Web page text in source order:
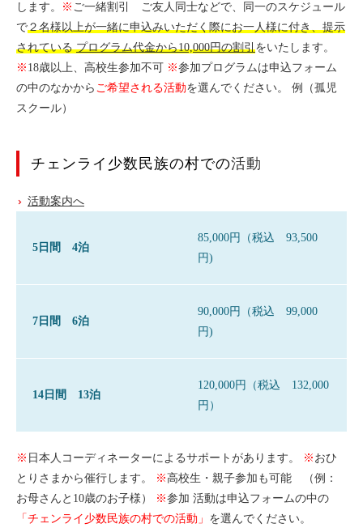
します。
※ ご一緒割引 ご友人同士などで、同一のスケジュール
で２名様以上が一緒に申込みいただく際にお一人様に付き、提示
されているプログラム代金から10,000円の割引をいたします。
※ 18歳以上、高校生参加不可 ※参加プログラムは申込フォーム
の中のなかから ご希望される活動を選んでください。 例（孤児
スクール）
チェンライ少数民族の村での活動
活動案内へ
5日間 4泊
85,000円（税込 93,500
円)
7日間 6泊
90,000円（税込 99,000
円)
14日間 13泊
120,000円（税込 132,000
円）
※ 日本人コーディネーターによるサポートがあります。 ※ おひ
とりさまから催行します。
※高校生・親子参加も可能 （例：
お母さんと10歳のお子様）
※参加 活動は申込フォームの中の
「チェンライ少数民族の村での活動」 を選んでください。